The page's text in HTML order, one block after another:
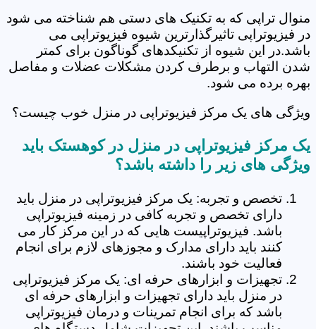
منوال تراپی که به تکنیک های دستی هم شناخته می شود
در فیزیوتراپی تاثیرگذارترین شیوه فیزیوتراپی می
باشد.در این شیوه از تکنیکدهای گوناگون برای کمتر
شدن التهاب و برطرف کردن مشکلات عضلات و مفاصل
بهره برده می شود.
ویژگی های یک مرکز فیزیوتراپی در منزل خوب چیست؟
یک مرکز فیزیوتراپی در منزل در کوهستک باید
ویژگی های زیر را داشته باشد؟
تخصص و تجربه: یک مرکز فیزیوتراپی در منزل باید
دارای تخصص و تجربه کافی در زمینه فیزیوتراپی
باشد. فیزیوتراپیست هایی که در این مرکز کار می
کنند باید دارای مدارک و مجوزهای لازم برای انجام
فعالیت خود باشند.
تجهیزات و ابزارهای حرفه ای: یک مرکز فیزیوتراپی
در منزل باید دارای تجهیزات و ابزارهای حرفه ای
باشد که برای انجام تمرینات و درمان فیزیوتراپی